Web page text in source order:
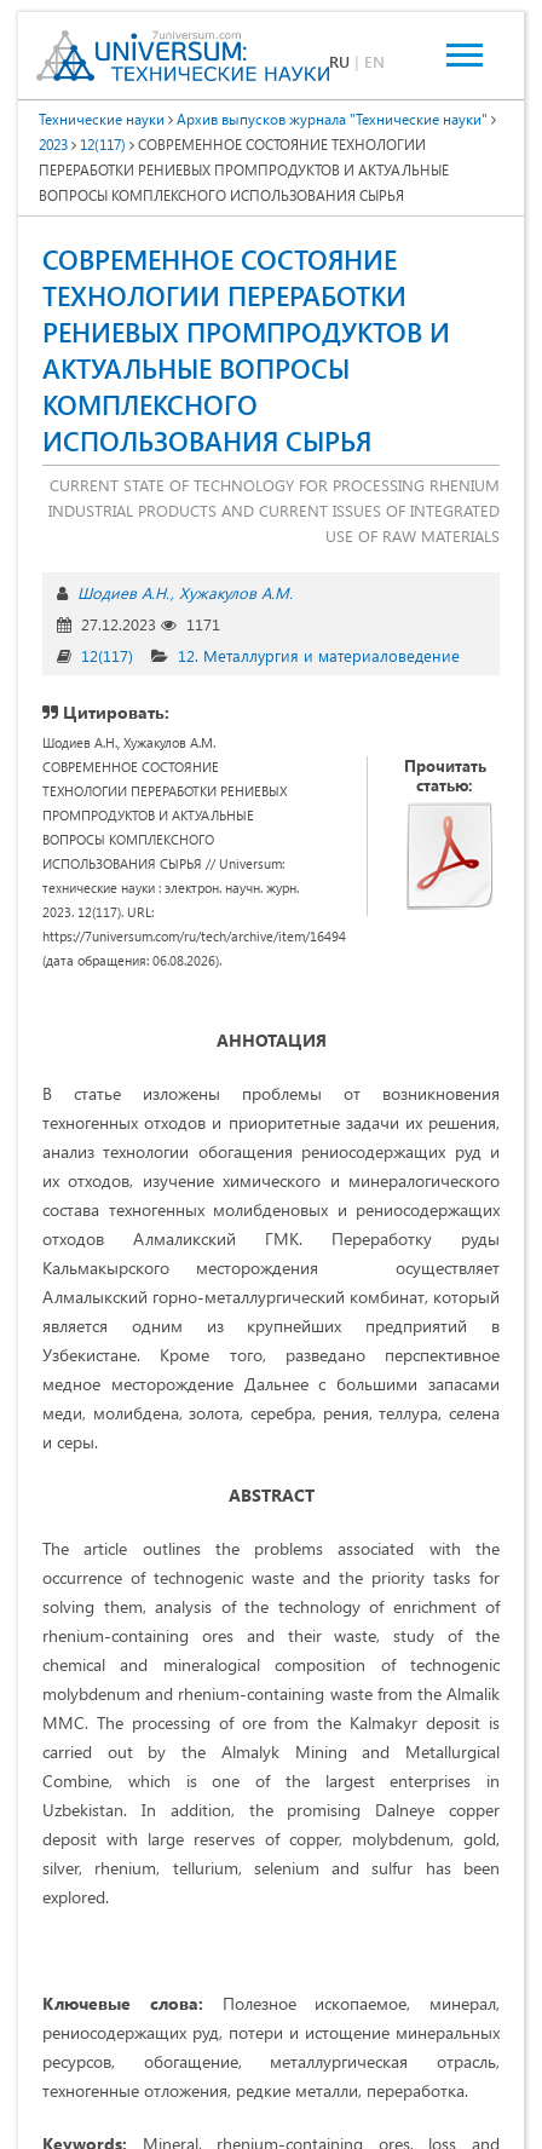
RU | EN
Технические науки
Архив выпусков журнала "Технические науки"
2023
12(117)
СОВРЕМЕННОЕ СОСТОЯНИЕ ТЕХНОЛОГИИ
ПЕРЕРАБОТКИ РЕНИЕВЫХ ПРОМПРОДУКТОВ И АКТУАЛЬНЫЕ
ВОПРОСЫ КОМПЛЕКСНОГО ИСПОЛЬЗОВАНИЯ СЫРЬЯ
СОВРЕМЕННОЕ СОСТОЯНИЕ
ТЕХНОЛОГИИ ПЕРЕРАБОТКИ
РЕНИЕВЫХ ПРОМПРОДУКТОВ И
АКТУАЛЬНЫЕ ВОПРОСЫ
КОМПЛЕКСНОГО
ИСПОЛЬЗОВАНИЯ СЫРЬЯ
CURRENT STATE OF TECHNOLOGY FOR PROCESSING RHENIUM
INDUSTRIAL PRODUCTS AND CURRENT ISSUES OF INTEGRATED
USE OF RAW MATERIALS
Шодиев А.Н. Хужакулов А.М.
27.12.2023
1171
12(117)
12. Металлургия и материаловедение
Цитировать:
Шодиев А.Н., Хужакулов А.М.
СОВРЕМЕННОЕ СОСТОЯНИЕ
ТЕХНОЛОГИИ ПЕРЕРАБОТКИ РЕНИЕВЫХ
ПРОМПРОДУКТОВ И АКТУАЛЬНЫЕ
ВОПРОСЫ КОМПЛЕКСНОГО
ИСПОЛЬЗОВАНИЯ СЫРЬЯ // Universum:
технические науки : электрон. научн. журн.
2023. 12(117). URL:
https://7universum.com/ru/tech/archive/item/16494
(дата обращения: 06.08.2026).
Прочитать
статью:
АННОТАЦИЯ
В статье изложены проблемы от возникновения
техногенных отходов и приоритетные задачи их решения,
анализ технологии обогащения рениосодержащих руд и
их отходов, изучение химического и минералогического
состава техногенных молибденовых и рениосодержащих
отходов Алмаликский ГМК. Переработку руды
Кальмакырского месторождения осуществляет
Алмалыкский горно-металлургический комбинат, который
является одним из крупнейших предприятий в
Узбекистане. Кроме того, разведано перспективное
медное месторождение Дальнее с большими запасами
меди, молибдена, золота, серебра, рения, теллура, селена
и серы.
ABSTRACT
The article outlines the problems associated with the
occurrence of technogenic waste and the priority tasks for
solving them, analysis of the technology of enrichment of
rhenium-containing ores and their waste, study of the
chemical and mineralogical composition of technogenic
molybdenum and rhenium-containing waste from the Almalik
MMC. The processing of ore from the Kalmakyr deposit is
carried out by the Almalyk Mining and Metallurgical
Combine, which is one of the largest enterprises in
Uzbekistan. In addition, the promising Dalneye copper
deposit with large reserves of copper, molybdenum, gold,
silver, rhenium, tellurium, selenium and sulfur has been
explored.
Ключевые слова: Полезное ископаемое, минерал,
рениосодержащих руд, потери и истощение минеральных
ресурсов, обогащение, металлургическая отрасль,
техногенные отложения, редкие металли, переработка.
Keywords: Mineral, rhenium-containing ores, loss and